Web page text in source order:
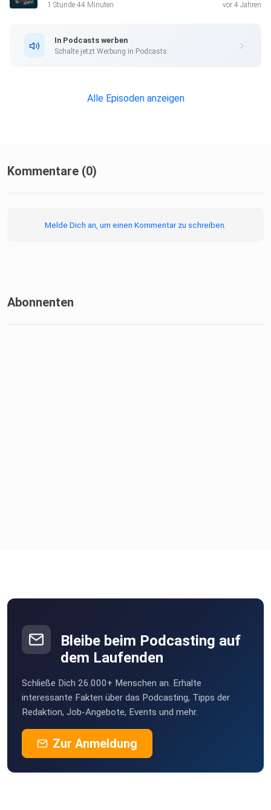
1 Stunde 44 Minuten vor 4 Jahren
In Podcasts werben
Schalte jetzt Werbung in Podcasts.
Alle Episoden anzeigen
Kommentare (0)
Melde Dich an, um einen Kommentar zu schreiben.
Abonnenten
Bleibe beim Podcasting auf
dem Laufenden
Schließe Dich 26.000+ Menschen an. Erhalte
interessante Fakten über das Podcasting, Tipps der
Redaktion, Job-Angebote, Events und mehr.
Zur Anmeldung